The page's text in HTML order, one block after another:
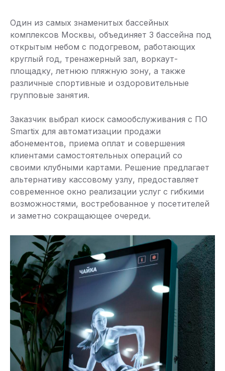
Один из самых знаменитых бассейных
комплексов Москвы, объединяет 3 бассейна под
открытым небом с подогревом, работающих
круглый год, тренажерный зал, воркаут-
площадку, летнюю пляжную зону, а также
различные спортивные и оздоровительные
групповые занятия.
Заказчик выбрал киоск самообслуживания с ПО
Smartix для автоматизации продажи
абонементов, приема оплат и совершения
клиентами самостоятельных операций со
своими клубными картами. Решение предлагает
альтернативу кассовому узлу, предоставляет
современное окно реализации услуг с гибкими
возможностями, востребованное у посетителей
и заметно сокращающее очереди.